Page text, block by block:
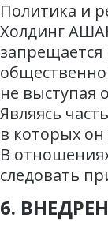
Политика и
Холдинг
не выступая
Являясь
в которых
В
следовать
6.